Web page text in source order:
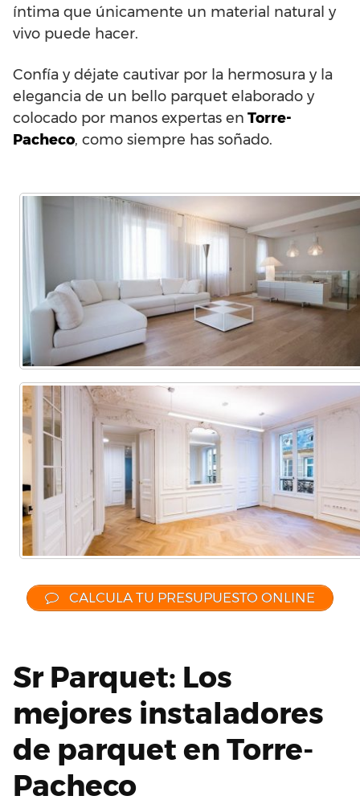
íntima que únicamente un material natural y
vivo puede hacer.
Confía y déjate cautivar por la hermosura y la
elegancia de un bello parquet elaborado y
colocado por manos expertas en Torre-
Pacheco, como siempre has soñado.
CALCULA TU PRESUPUESTO ONLINE
Sr Parquet: Los
mejores instaladores
de parquet en Torre-
Pacheco